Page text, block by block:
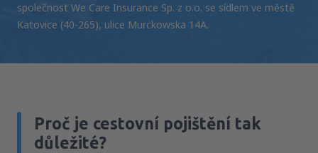
společnost We Care Insurance Sp. z o.o. se sídlem ve městě
Katovice (40-265), ulice Murckowska 14A.
Proč je cestovní pojištění tak
důležité?